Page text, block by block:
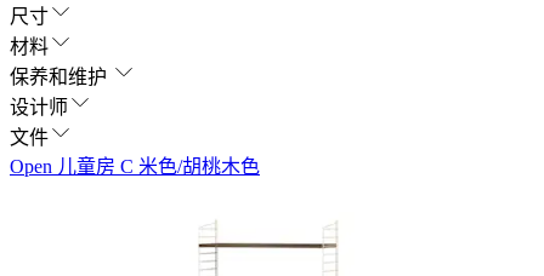
尺寸
材料
保养和维护
设计师
文件
Open 儿童房 C 米色/胡桃木色